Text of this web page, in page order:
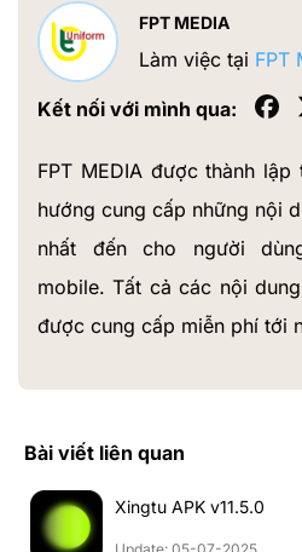
FPT MEDIA
Làm việc tại FPT
Kết nối với mình qua:
FPT MEDIA được thành
hướng cung cấp những nội
nhất đến cho người
mobile. Tất cả các nội
được cung cấp miễn phí tới
Bài viết liên quan
Xingtu APK v11.5.0